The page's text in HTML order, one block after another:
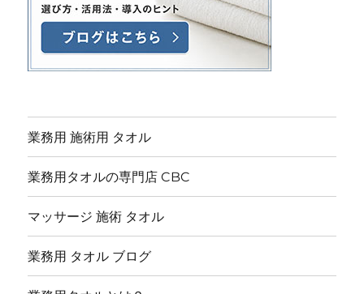
業務用 施術用 タオル
業務用タオルの専門店 CBC
マッサージ 施術 タオル
業務用 タオル ブログ